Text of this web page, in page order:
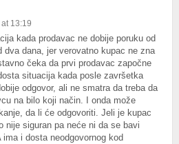
13:19
kada prodavac ne dobije poruku od
dva dana, jer verovatno kupac ne zna
čeka da prvi prodavac započne
situacija kada posle završetka
odgovor, ali ne smatra da treba da
na bilo koji način. I onda može
da li će odgovoriti. Jeli je kupac
nije siguran pa neće ni da se bavi
ima i dosta neodgovornog kod